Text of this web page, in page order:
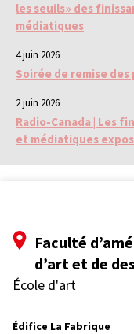
les seuils» des
médiatiques
4 juin 2026
Soirée de remise des
2 juin 2026
Radio-Canada | Les
et médiatiques
Faculté
d’art et de
École d'art
Édifice La Fabrique